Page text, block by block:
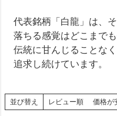
代表銘柄「白龍」は、
落ちる感覚はどこまでも
伝統に甘んじることな
追求し続けています。
並び替え レビュー順 価格が